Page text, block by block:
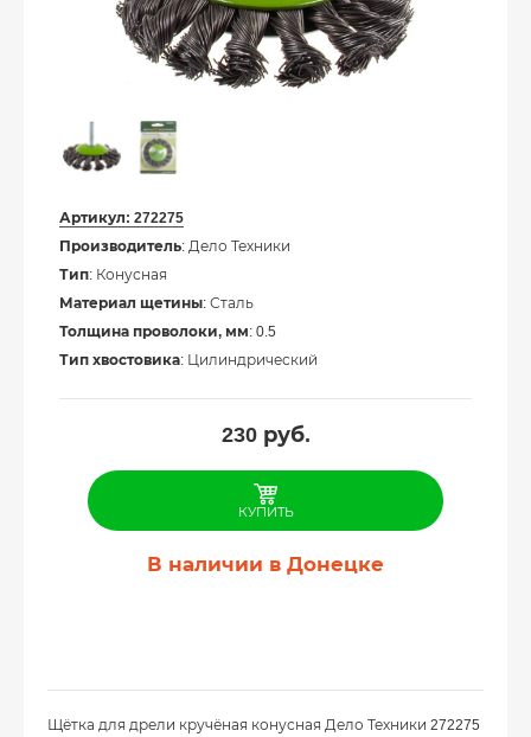
Артикул: 272275
Производитель: Дело Техники
Тип: Конусная
Материал щетины: Сталь
Толщина проволоки, мм: 0.5
Тип хвостовика: Цилиндрический
230руб.
КУПИТЬ
В наличии в Донецке
Щётка для дрели кручёная конусная Дело Техники 272275